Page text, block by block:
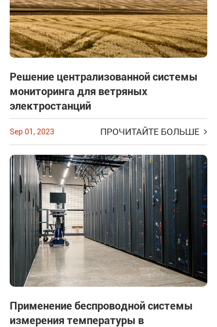
Решение централизованной системы
мониторинга для ветряных
электростанций
Sep 01, 2023 ПРОЧИТАЙТЕ БОЛЬШЕ
Применение беспроводной системы
измерения температуры в